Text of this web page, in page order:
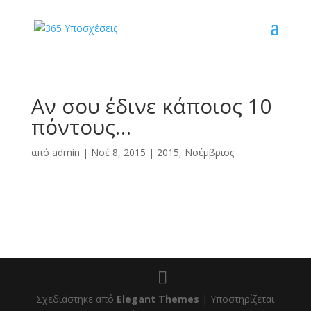
Αν σου έδινε κάποιος 10
πόντους…
από admin | Νοέ 8, 2015 | 2015, Νοέμβριος
Σχεδιάστηκε από Elegant Themes | Υποστηρίζεται